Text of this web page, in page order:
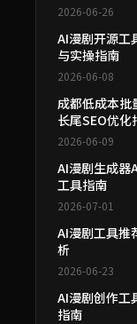
2026-06-26
AI漫剧开源工
与实操指南
2026-06-08
成都低成本批
长尾SEO优化
2026-06-09
AI漫剧生成器
工具指南
2026-07-01
AI漫剧工具推
析
2026-06-23
AI漫剧创作工
指南